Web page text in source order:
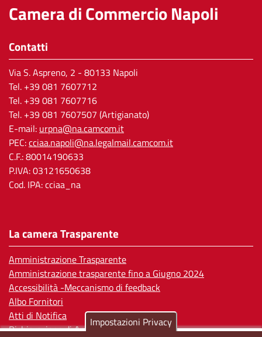
Camera di Commercio Napoli
Contatti
Via S. Aspreno, 2 - 80133 Napoli
Tel. +39 081 7607712
Tel. +39 081 7607716
Tel. +39 081 7607507 (Artigianato)
E-mail: urpna@na.camcom.it
PEC:cciaa.napoli@na.legalmail.camcom.it
C.F.: 80014190633
P.IVA: 03121650638
Cod. IPA: cciaa_na
La camera Trasparente
Amministrazione Trasparente
Amministrazione trasparente fino a Giugno 2024
Accessibilità -Meccanismo di feedback
Albo Fornitori
Atti di Notifica
Dichiarazione di Accessibilità
Impostazioni Privacy